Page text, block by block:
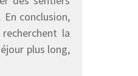
conclusion,
la
plus long,